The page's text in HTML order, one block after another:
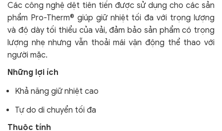
Các công nghệ dệt tiên tiến được sử dụng cho các sản
phẩm Pro-Therm® giúp giữ nhiệt tối đa với trọng lượng
và độ dày tối thiểu của vải, đảm bảo sản phẩm có trọng
lượng nhẹ nhưng vẫn thoải mái vận động thể thao với
người mặc.
Những lợi ích
Khả năng giữ nhiệt cao
Tự do di chuyển tối đa
Thuộc tính